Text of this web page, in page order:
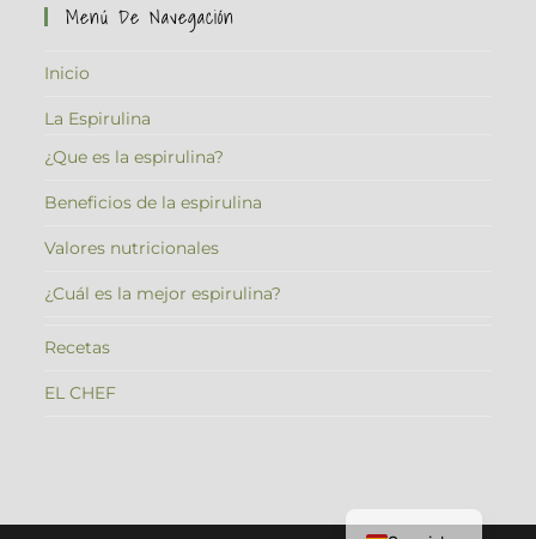
Menú De Navegación
Inicio
La Espirulina
¿Que es la espirulina?
Beneficios de la espirulina
Valores nutricionales
¿Cuál es la mejor espirulina?
Recetas
EL CHEF